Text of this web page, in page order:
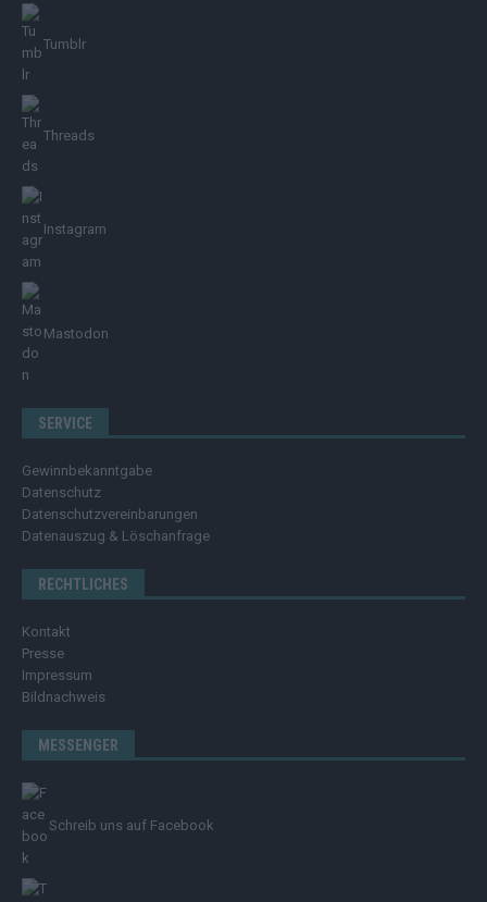
Tumblr
Threads
Instagram
Mastodon
SERVICE
Gewinnbekanntgabe
Datenschutz
Datenschutzvereinbarungen
Datenauszug & Löschanfrage
RECHTLICHES
Kontakt
Presse
Impressum
Bildnachweis
MESSENGER
Schreib uns auf Facebook